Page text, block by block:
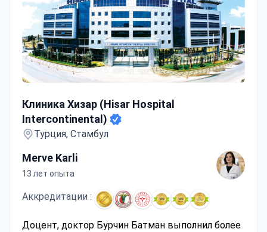
Клиника Хизар (Hisar Hospital
Intercontinental)
Турция, Стамбул
Merve Karli
13 лет опыта
Аккредитации :
Доцент, доктор Бурчин Батман выполнил более